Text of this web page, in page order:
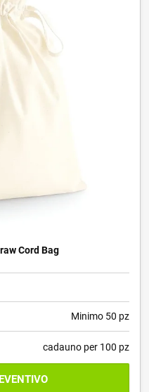
Cord Bag
Minimo 50 pz
cadauno per 100 pz